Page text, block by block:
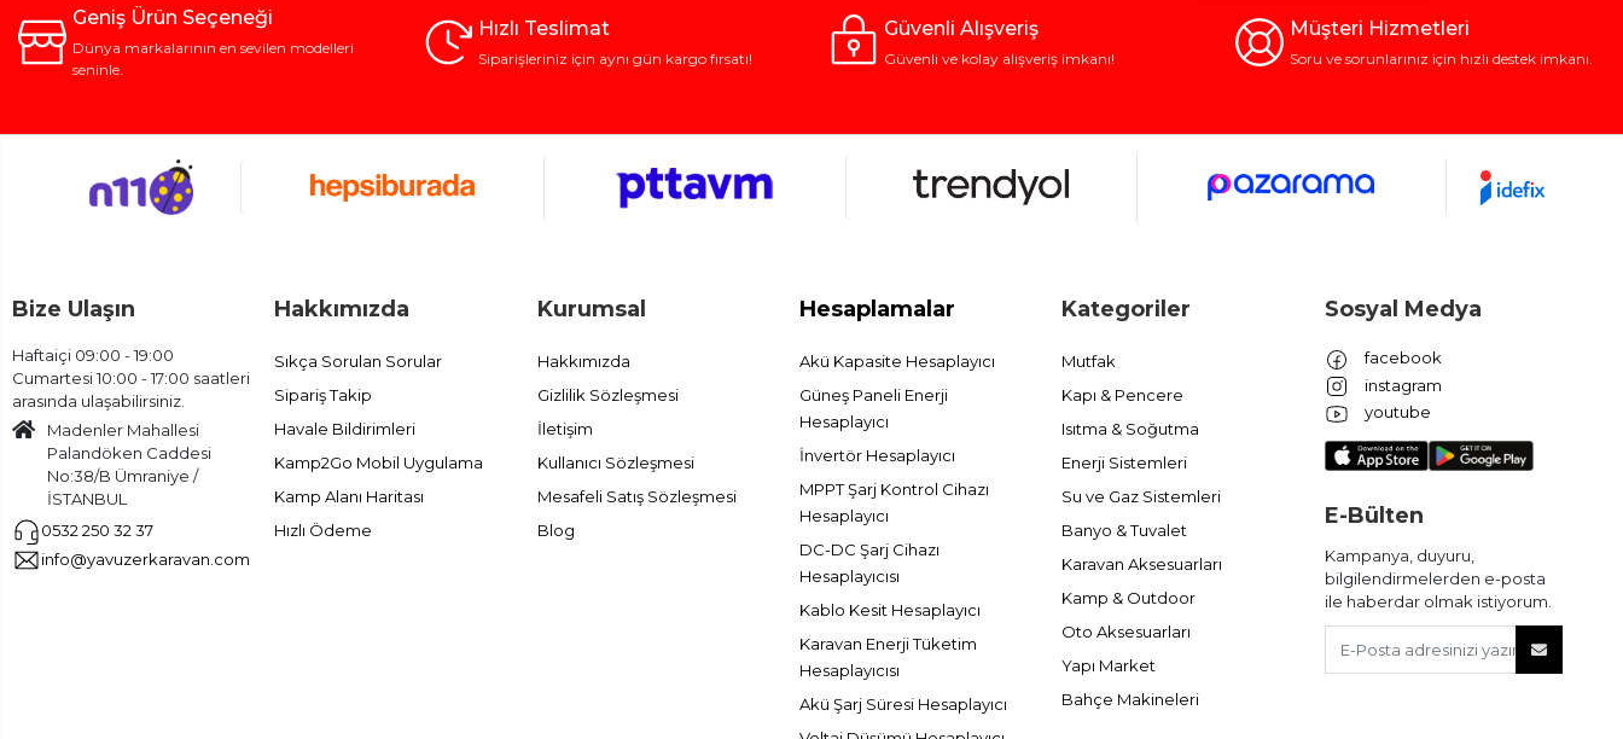
Geniş Ürün Seçeneği
Dünya markalarının en sevilen modelleri
seninle.
Hızlı Teslimat
Siparişleriniz için aynı gün kargo fırsatı!
Güvenli Alışveriş
Güvenli ve kolay alışveriş imkanı!
Müşteri Hizmetleri
Soru ve sorunlarınız için hızlı destek imkanı.
Bize Ulaşın
Haftaiçi 09:00 - 19:00
Cumartesi 10:00 - 17:00 saatleri
arasında ulaşabilirsiniz.
Madenler Mahallesi
Palandöken Caddesi
No:38/B Ümraniye /
İSTANBUL
0532 250 32 37
info@yavuzerkaravan.com
Hakkımızda
Sıkça Sorulan Sorular
Sipariş Takip
Havale Bildirimleri
Kamp2Go Mobil Uygulama
Kamp Alanı Haritası
Hızlı Ödeme
Kurumsal
Hakkımızda
Gizlilik Sözleşmesi
İletişim
Kullanıcı Sözleşmesi
Mesafeli Satış Sözleşmesi
Blog
Hesaplamalar
Akü Kapasite Hesaplayıcı
Güneş Paneli Enerji
Hesaplayıcı
İnvertör Hesaplayıcı
MPPT Şarj Kontrol Cihazı
Hesaplayıcı
DC-DC Şarj Cihazı
Hesaplayıcısı
Kablo Kesit Hesaplayıcı
Karavan Enerji Tüketim
Hesaplayıcısı
Akü Şarj Süresi Hesaplayıcı
Kategoriler
Mutfak
Kapı & Pencere
Isıtma & Soğutma
Enerji Sistemleri
Su ve Gaz Sistemleri
Banyo & Tuvalet
Karavan Aksesuarları
Kamp & Outdoor
Oto Aksesuarları
Yapı Market
Bahçe Makineleri
Sosyal Medya
facebook
instagram
youtube
E-Bülten
Kampanya, duyuru,
bilgilendirmelerden e-posta
ile haberdar olmak istiyorum.